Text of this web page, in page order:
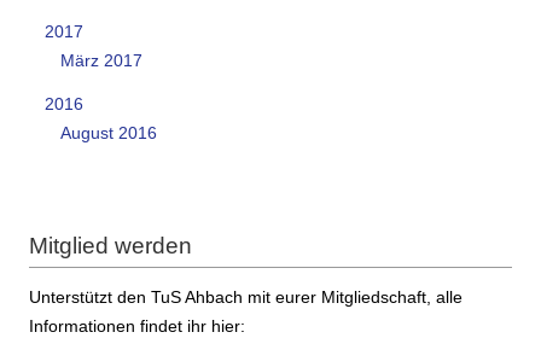
2017
März 2017
2016
August 2016
Mitglied werden
Unterstützt den TuS Ahbach mit eurer Mitgliedschaft, alle
Informationen findet ihr hier: